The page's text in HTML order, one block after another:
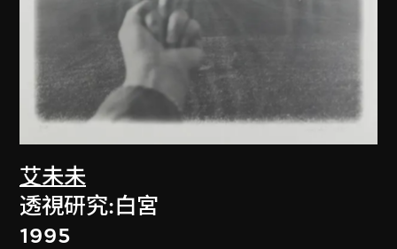
艾未未
透視研究:白宮
1995